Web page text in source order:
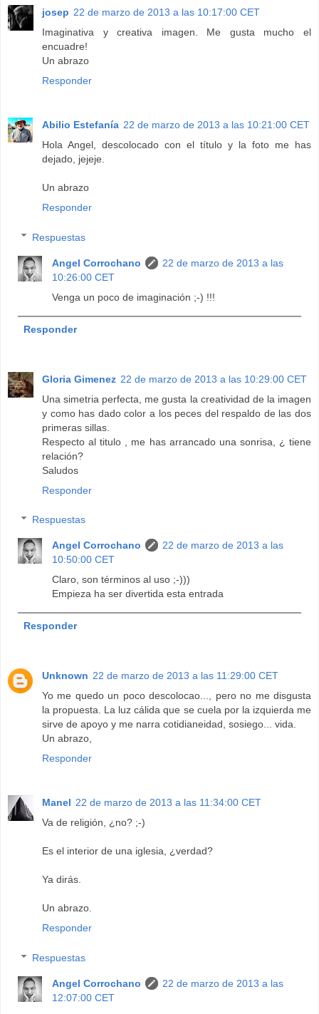
josep 22 de marzo de 2013 a las 10:17:00 CET
Imaginativa y creativa imagen. Me gusta mucho el
encuadre!
Un abrazo
Responder
Abilio Estefanía 22 de marzo de 2013 a las 10:21:00 CET
Hola Angel, descolocado con el título y la foto me has
dejado, jejeje.
Un abrazo
Responder
Respuestas
Angel Corrochano
22 de marzo de 2013 a las
10:26:00 CET
Venga un poco de imaginación ;-) !!!
Responder
Gloria Gimenez 22 de marzo de 2013 a las 10:29:00 CET
Una simetria perfecta, me gusta la creatividad de la imagen
y como has dado color a los peces del respaldo de las dos
primeras sillas.
Respecto al titulo , me has arrancado una sonrisa, ¿ tiene
relación?
Saludos
Responder
Respuestas
Angel Corrochano
22 de marzo de 2013 a las
10:50:00 CET
Claro, son términos al uso ;-)))
Empieza ha ser divertida esta entrada
Responder
Unknown 22 de marzo de 2013 a las 11:29:00 CET
Yo me quedo un poco descolocao..., pero no me disgusta
la propuesta. La luz cálida que se cuela por la izquierda me
sirve de apoyo y me narra cotidianeidad, sosiego... vida.
Un abrazo,
Responder
Manel 22 de marzo de 2013 a las 11:34:00 CET
Va de religión, ¿no? ;-)
Es el interior de una iglesia, ¿verdad?
Ya dirás.
Un abrazo.
Responder
Respuestas
Angel Corrochano
22 de marzo de 2013 a las
12:07:00 CET